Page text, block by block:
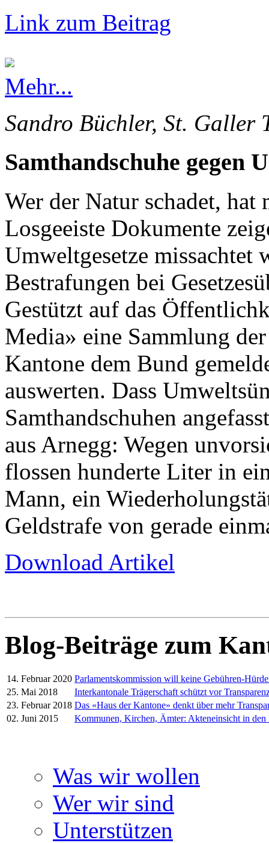
Link zum Beitrag
Mehr...
Sandro Büchler, St. Galler
Samthandschuhe gegen
Wer der Natur schadet,
Losgeeiste Dokumente
Umweltgesetze missachtet
Bestrafungen bei
Gestützt auf das
Media» eine Sammlung
Kantone dem Bund
auswerten. Dass
Samthandschuhen
aus Arnegg: Wegen
flossen hunderte Liter in
Mann, ein
Geldstrafe von gerade
Download Artikel
Blog-Beiträge zum
14. Februar 2020 Parlamentskommission will keine Gebühren-
25. Mai 2018
Interkantonale Trägerschaft schützt vor
23. Februar 2018 Das «Haus der Kantone» denkt über mehr
02. Juni 2015
Kommunen, Kirchen, Ämter: Akteneinsicht in den
Was wir wollen
Wer wir sind
Unterstützen